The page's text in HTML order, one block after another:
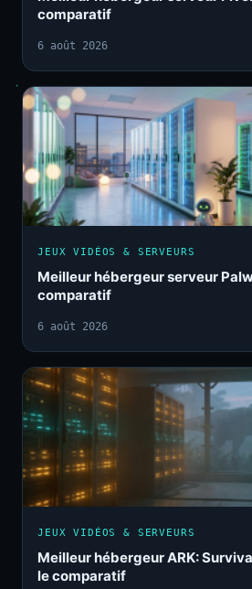
comparatif
6 août 2026
JEUX VIDÉOS & SERVEURS
Meilleur hébergeur serveur
comparatif
6 août 2026
JEUX VIDÉOS & SERVEURS
Meilleur hébergeur ARK:
le comparatif